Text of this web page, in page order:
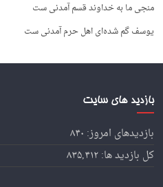
منجی ما به خداوند قسم آمدنی ست
یوسف گم شده‌ای اهل حرم آمدنی ست
بازدید های سایت
بازدیدهای امروز: ۸۴۰
کل بازدید ها:۸۳۵,۴۱۲